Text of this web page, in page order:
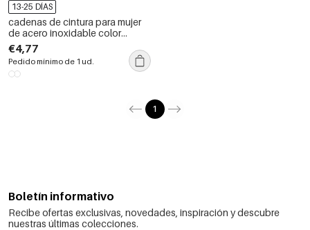
13-25 DÍAS
cadenas de cintura para mujer
de acero inoxidable color
dorado con cuerda de algodón
estilo concha de
€4,77
Pedido mínimo de 1 ud.
1
Boletín informativo
Recibe ofertas exclusivas, novedades, inspiración y descubre
nuestras últimas colecciones.